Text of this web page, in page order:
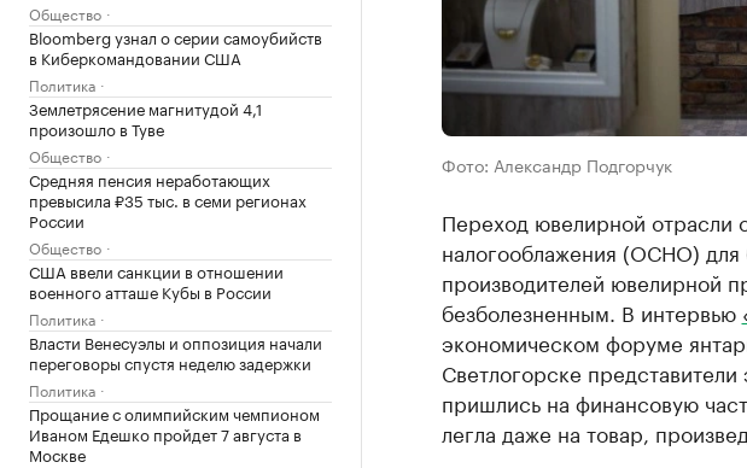
Общество
Bloomberg узнал о серии самоубийств
в Киберкомандовании США
Политика
Землетрясение магнитудой 4,1
произошло в Туве
Общество
Средняя пенсия неработающих
превысила ₽35 тыс. в семи регионах
России
Общество
США ввели санкции в отношении
военного атташе Кубы в России
Политика
Власти Венесуэлы и оппозиция начали
переговоры спустя неделю задержки
Политика
Прощание с олимпийским чемпионом
Иваном Едешко пройдет 7 августа в
Москве
Фото: Александр Подгорчук
Переход ювелирной
налогооблажения (ОСНО) для
производителей ювелирной
безболезненным. В интервью
экономическом форуме
Светлогорске
пришлись на финансовую
легла даже на товар,